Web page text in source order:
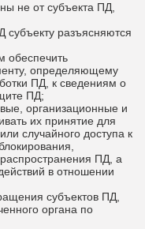
не от субъекта ПД,
субъекту разъясняются
обеспечить
определяющему
ПД, к сведениям о
ПД;
организационные и
их принятие для
случайного доступа к
ПД, а
в отношении
субъектов ПД,
органа по